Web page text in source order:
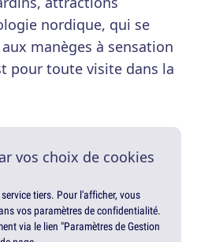
nordique, qui se
manèges à sensation
pour toute visite dans la
vos choix de cookies
tiers. Pour l'afficher, vous
vos paramètres de confidentialité.
via le lien "Paramètres de Gestion